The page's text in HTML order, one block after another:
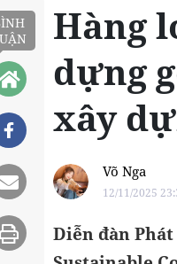
Hàng
dựng
xây
Võ Nga
12/11/2025
Diễn đàn